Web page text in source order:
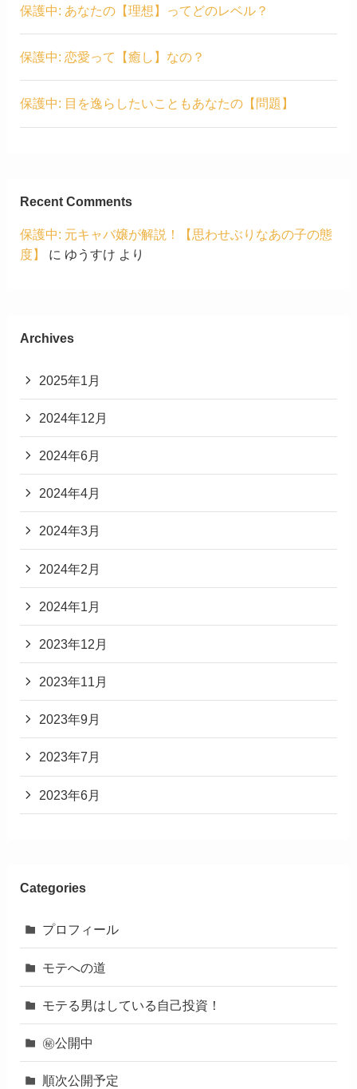
保護中: あなたの【理想】ってどのレベル？
保護中: 恋愛って【癒し】なの？
保護中: 目を逸らしたいこともあなたの【問題】
Recent Comments
保護中: 元キャバ嬢が解説！【思わせぶりなあの子の態
度】
に ゆうすけ より
Archives
2025年1月
2024年12月
2024年6月
2024年4月
2024年3月
2024年2月
2024年1月
2023年12月
2023年11月
2023年9月
2023年7月
2023年6月
Categories
プロフィール
モテへの道
モテる男はしている自己投資！
㊙︎公開中
順次公開予定